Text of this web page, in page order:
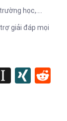
học,….
giải đáp mọi